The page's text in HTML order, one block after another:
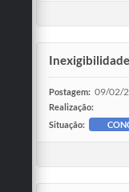
Postagem: 09/02/
Realização:
Situação: